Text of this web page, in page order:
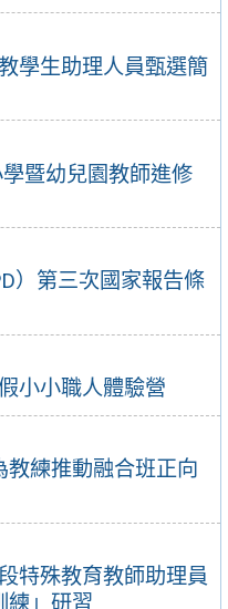
學生助理人員甄選簡
暨幼兒園教師進修
）第三次國家報告條
小小職人體驗營
教練推動融合班正向
特殊教育教師助理員
練」研習